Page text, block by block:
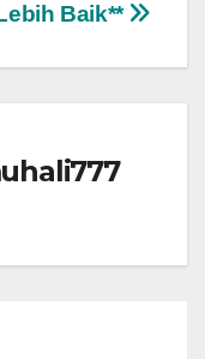
Baik**